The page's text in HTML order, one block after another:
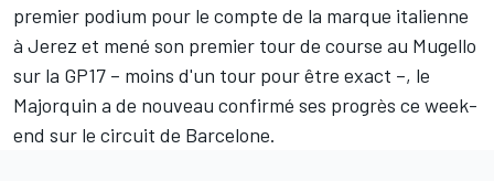
premier podium pour le compte de la marque italienne
à Jerez et mené son premier tour de course au Mugello
sur la GP17 – moins d'un tour pour être exact –, le
Majorquin a de nouveau confirmé ses progrès ce week-
end sur le circuit de Barcelone.